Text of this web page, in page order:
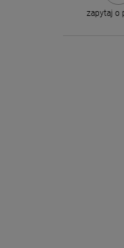
zapytaj o